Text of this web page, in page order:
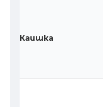
Каишка